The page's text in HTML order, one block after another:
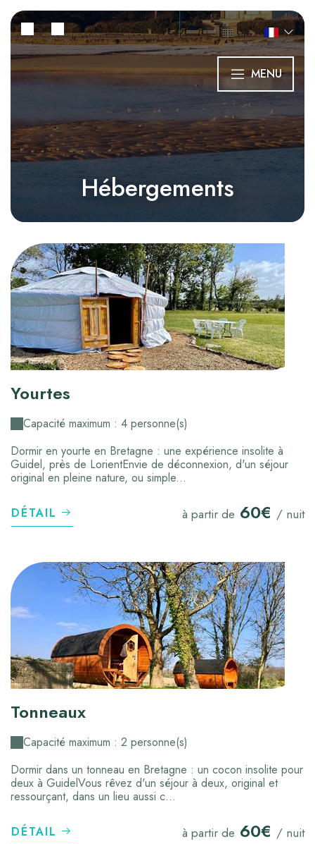
MENU
Hébergements
Yourtes
Capacité maximum : 4 personne(s)
Dormir en yourte en Bretagne : une expérience insolite à
Guidel, près de LorientEnvie de déconnexion, d'un séjour
original en pleine nature, ou simple...
DÉTAIL à partir de 60€ / nuit
Tonneaux
Capacité maximum : 2 personne(s)
Dormir dans un tonneau en Bretagne : un cocon insolite pour
deux à GuidelVous rêvez d'un séjour à deux, original et
ressourçant, dans un lieu aussi c...
DÉTAIL à partir de 60€ / nuit